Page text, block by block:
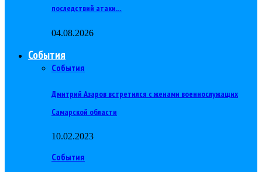
последствий атаки…
04.08.2026
События
События
Дмитрий Азаров встретился с женами военнослужащих
Самарской области
10.02.2023
События